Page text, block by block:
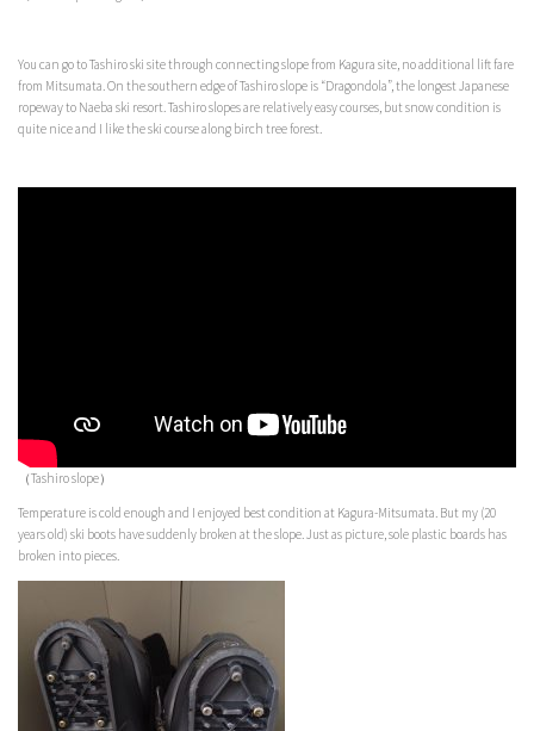
You can go to Tashiro ski site through connecting slope from Kagura site, no additional lift fare
from Mitsumata. On the southern edge of Tashiro slope is “Dragondola”, the longest Japanese
ropeway to Naeba ski resort. Tashiro slopes are relatively easy courses, but snow condition is
quite nice and I like the ski course along birch tree forest.
（Tashiro slope）
Temperature is cold enough and I enjoyed best condition at Kagura-Mitsumata. But my (20
years old) ski boots have suddenly broken at the slope. Just as picture, sole plastic boards has
broken into pieces.